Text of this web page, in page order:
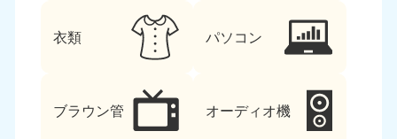
衣類 パソコン
ブラウン管 オーディオ機